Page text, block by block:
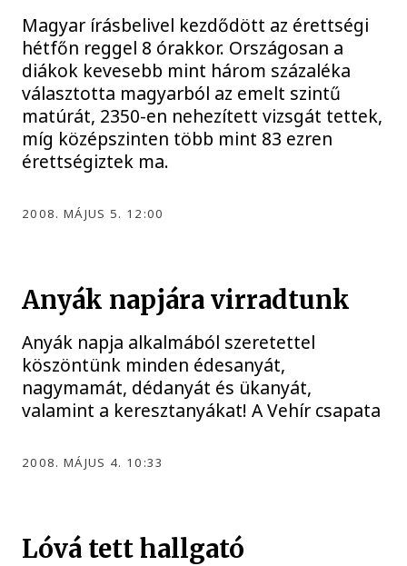
Magyar írásbelivel kezdődött az érettségi
hétfőn reggel 8 órakkor. Országosan a
diákok kevesebb mint három százaléka
választotta magyarból az emelt szintű
matúrát, 2350-en nehezített vizsgát tettek,
míg középszinten több mint 83 ezren
érettségiztek ma.
2008. MÁJUS 5. 12:00
Anyák napjára virradtunk
Anyák napja alkalmából szeretettel
köszöntünk minden édesanyát,
nagymamát, dédanyát és ükanyát,
valamint a keresztanyákat! A Vehír csapata
2008. MÁJUS 4. 10:33
Lóvá tett hallgató